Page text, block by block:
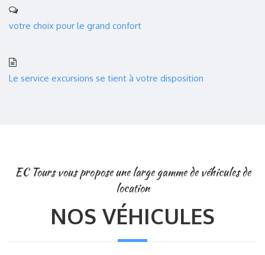
votre choix pour le grand confort
Le service excursions se tient à votre disposition
EC Tours vous propose une large gamme de véhicules de
location
NOS VÉHICULES